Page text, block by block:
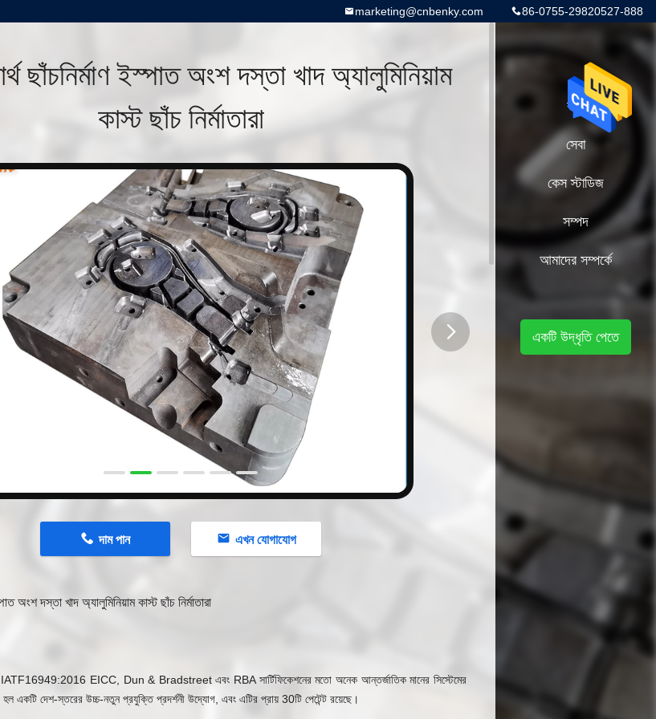
86-0755-29820527-888
marketing@cnbenky.com
ছাঁচনির্মাণ ইস্পাত অংশ দস্তা খাদ অ্যালুমিনিয়াম
কাস্ট ছাঁচ নির্মাতারা
দাম পান এখন যোগাযোগ
অংশ দস্তা খাদ অ্যালুমিনিয়াম কাস্ট ছাঁচ নির্মাতারা
EICC, Dun & Bradstreet এবং RBA সার্টিফিকেশনের মতো অনেক আন্তর্জাতিক মানের সিস্টেমের
হল একটি দেশ-স্তরের উচ্চ-নতুন প্রযুক্তি প্রদর্শনী উদ্যোগ, এবং এটির প্রায় 30টি পেটেন্ট রয়েছে।
বাড়ি
সেবা
কেস স্টাডিজ
সম্পদ
আমাদের সম্পর্কে
একটি উদ্ধৃতি পেতে